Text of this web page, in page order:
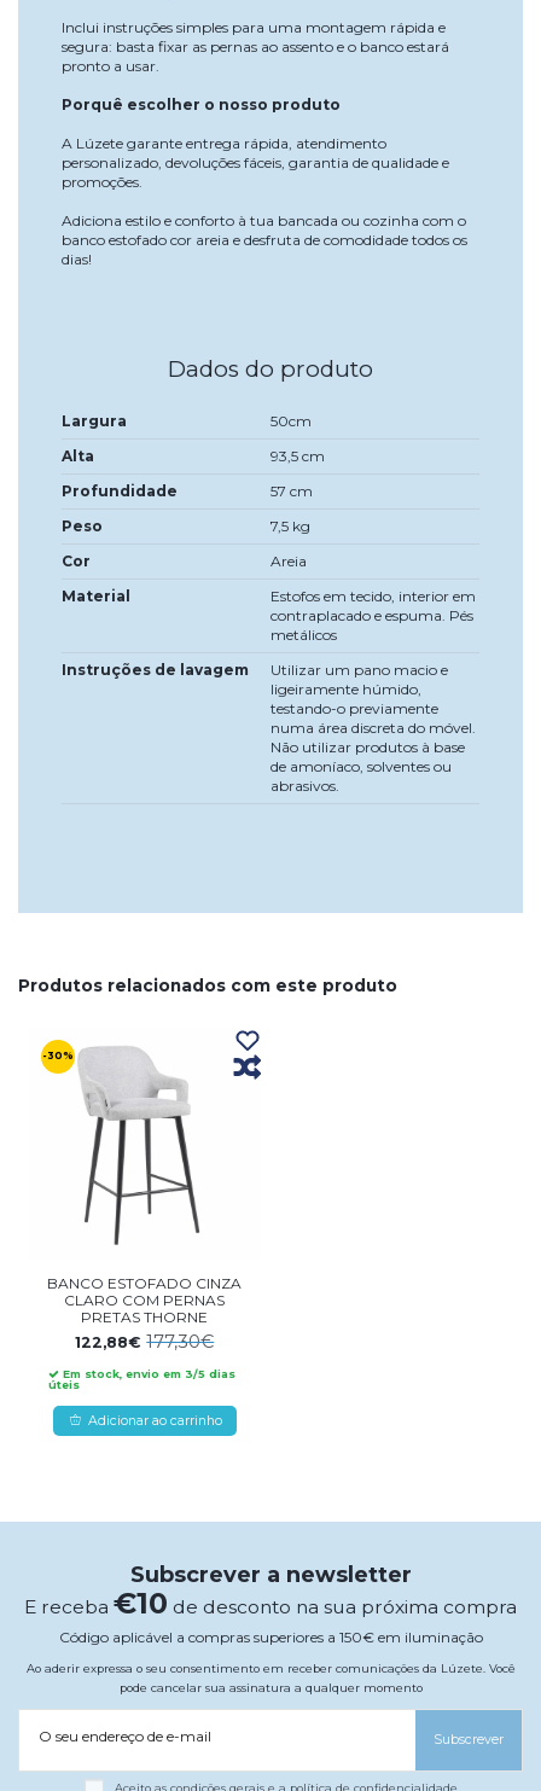
Inclui instruções simples para uma montagem rápida e
segura: basta fixar as pernas ao assento e o banco estará
pronto a usar.
Porquê escolher o nosso produto
A Lúzete garante entrega rápida, atendimento
personalizado, devoluções fáceis, garantia de qualidade e
promoções.
Adiciona estilo e conforto à tua bancada ou cozinha com o
banco estofado cor areia e desfruta de comodidade todos os
dias!
Dados do produto
Largura
50cm
Alta
93,5 cm
Profundidade
57 cm
Peso
7,5 kg
Cor
Areia
Material
Estofos em tecido, interior em
contraplacado e espuma. Pés
metálicos
Instruções de lavagem
Utilizar um pano macio e
ligeiramente húmido,
testando-o previamente
numa área discreta do móvel.
Não utilizar produtos à base
de amoníaco, solventes ou
abrasivos.
Produtos relacionados com este produto
-30%
BANCO ESTOFADO CINZA
CLARO COM PERNAS
PRETAS THORNE
122,88€177,30€
Em stock, envio em 3/5 dias
úteis
Adicionar ao carrinho
Subscrever a newsletter
E receba €10 de desconto na sua próxima compra
Código aplicável a compras superiores a 150€ em iluminação
Ao aderir expressa o seu consentimento em receber comunicações da Lúzete. Você
pode cancelar sua assinatura a qualquer momento
O seu endereço de e-mail Subscrever
Aceito as condições gerais e a política de confidencialidade